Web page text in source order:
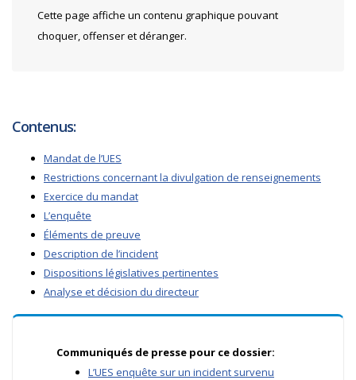
Cette page affiche un contenu graphique pouvant
choquer, offenser et déranger.
Contenus:
Mandat de l’UES
Restrictions concernant la divulgation de renseignements
Exercice du mandat
L’enquête
Éléments de preuve
Description de l’incident
Dispositions législatives pertinentes
Analyse et décision du directeur
Communiqués de presse pour ce dossier:
L’UES enquête sur un incident survenu